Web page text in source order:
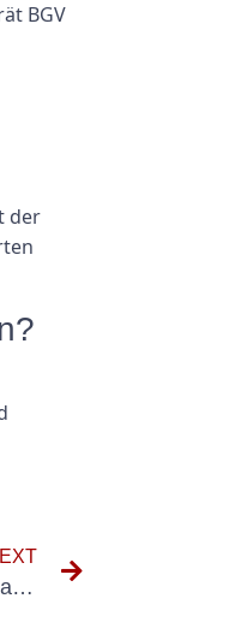
BGV
der
DIN VDE 702 verstehen: Grundlagen der elektrischen Installation in Gebäuden